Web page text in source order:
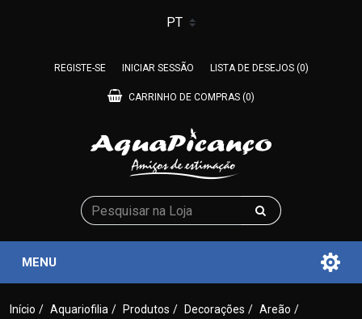
REGISTE-SE INICIAR SESSÃO LISTA DE DESEJOS (0)
CARRINHO DE COMPRAS (0)
MENU
Início / Aquariofilia / Produtos / Decorações / Areão /